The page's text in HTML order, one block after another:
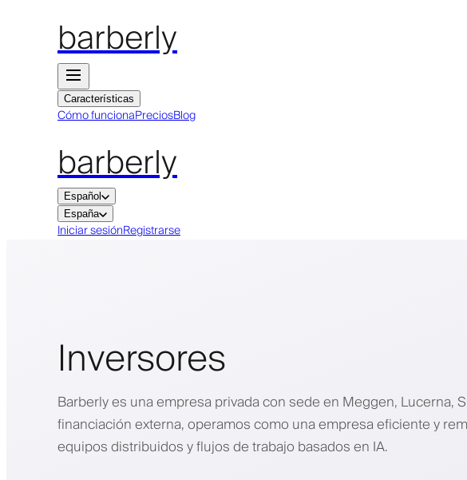
barberly
Características
Cómo funcionaPreciosBlog
barberly
Español
España
Iniciar sesiónRegistrarse
Inversores
Barberly es una empresa privada con sede en Meggen, Lucerna,
financiación externa, operamos como una empresa eficiente y
equipos distribuidos y flujos de trabajo basados en IA.